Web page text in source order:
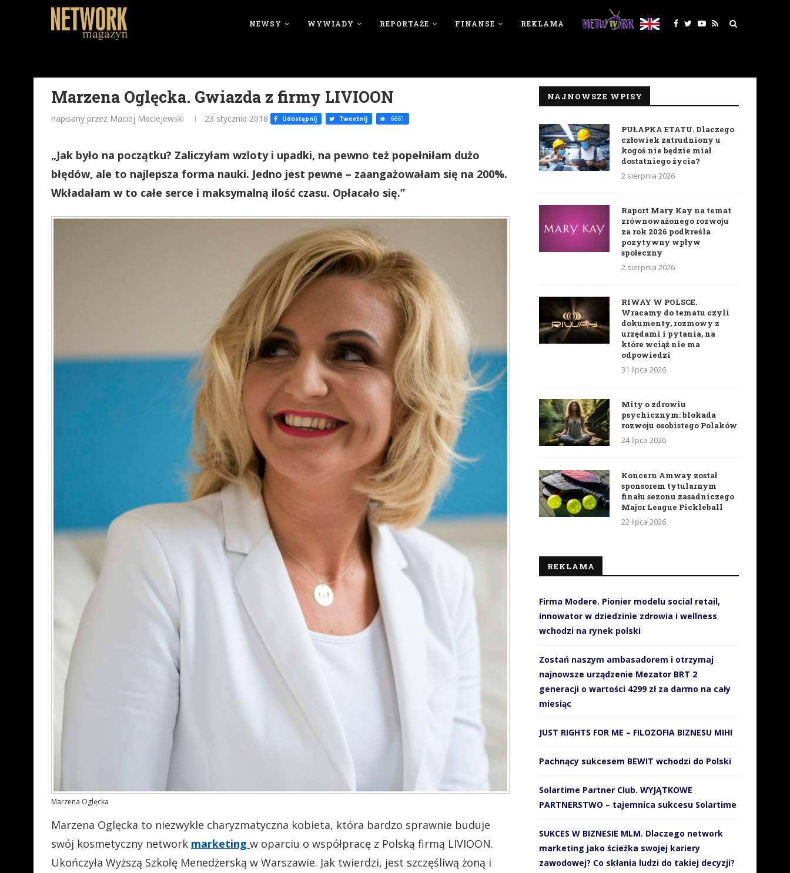
NEWSY WYWIADY REPORTAŻE FINANSE REKLAMA
Marzena Oglęcka. Gwiazda z firmy LIVIOON
napisany przez Maciej Maciejewski 23 stycznia 2018 Udostępnij Tweetnij 6661
„Jak było na początku? Zaliczyłam wzloty i upadki, na pewno też popełniłam dużo
błędów, ale to najlepsza forma nauki. Jedno jest pewne – zaangażowałam się na 200%.
Wkładałam w to całe serce i maksymalną ilość czasu. Opłacało się.”
Marzena Oglęcka
Marzena Oglęcka to niezwykle charyzmatyczna kobieta, która bardzo sprawnie buduje
swój kosmetyczny network marketing w oparciu o współpracę z Polską firmą LIVIOON.
Ukończyła Wyższą Szkołę Menedżerską w Warszawie. Jak twierdzi, jest szczęśliwą żoną i
NAJNOWSZE WPISY
PUŁAPKA ETATU. Dlaczego
człowiek zatrudniony u
kogoś nie będzie miał
dostatniego życia?
2 sierpnia 2026
Raport Mary Kay na temat
zrównoważonego rozwoju
za rok 2026 podkreśla
pozytywny wpływ
społeczny
2 sierpnia 2026
RIWAY W POLSCE.
Wracamy do tematu czyli
dokumenty, rozmowy z
urzędami i pytania, na
które wciąż nie ma
odpowiedzi
31 lipca 2026
Mity o zdrowiu
psychicznym: blokada
rozwoju osobistego Polaków
24 lipca 2026
Koncern Amway został
sponsorem tytularnym
finału sezonu zasadniczego
Major League Pickleball
22 lipca 2026
REKLAMA
Firma Modere. Pionier modelu social retail,
innowator w dziedzinie zdrowia i wellness
wchodzi na rynek polski
Zostań naszym ambasadorem i otrzymaj
najnowsze urządzenie Mezator BRT 2
generacji o wartości 4299 zł za darmo na cały
miesiąc
JUST RIGHTS FOR ME – FILOZOFIA BIZNESU MIHI
Pachnący sukcesem BEWIT wchodzi do Polski
Solartime Partner Club. WYJĄTKOWE
PARTNERSTWO – tajemnica sukcesu Solartime
SUKCES W BIZNESIE MLM. Dlaczego network
marketing jako ścieżka swojej kariery
zawodowej? Co skłania ludzi do takiej decyzji?